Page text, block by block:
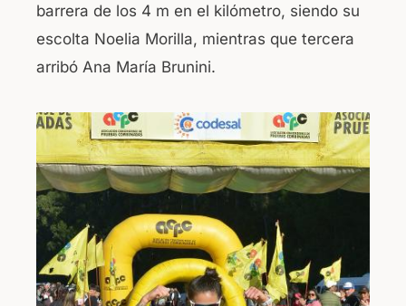
barrera de los 4 m en el kilómetro, siendo su
escolta Noelia Morilla, mientras que tercera
arribó Ana María Brunini.